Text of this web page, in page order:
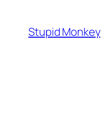
content
Stupid Monkey